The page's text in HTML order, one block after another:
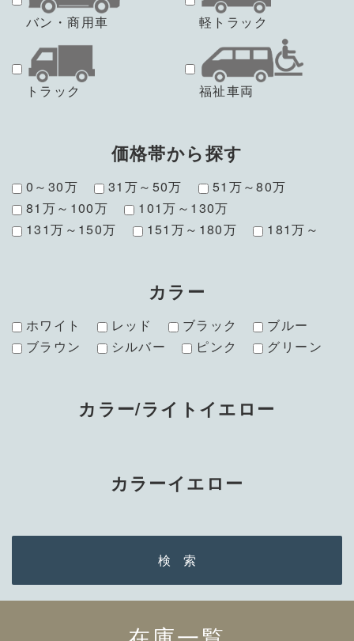
バン・商用車 軽トラック
トラック 福祉車両
価格帯から探す
0～30万 31万～50万
51万～80万
81万～100万
101万～130万
131万～150万
151万～180万 181万～
カラー
ホワイト レッド ブラック
ブルー
ブラウン
シルバー ピンク グリーン
カラー/ライトイエロー
カラーイエロー